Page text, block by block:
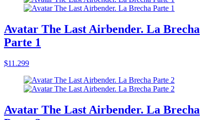
Avatar The Last Airbender. La Brecha
Parte 1
$11.299
Avatar The Last Airbender. La Brecha